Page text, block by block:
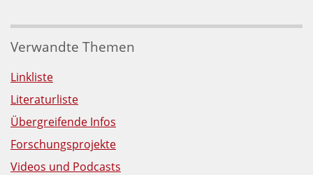
Verwandte Themen
Linkliste
Literaturliste
Übergreifende Infos
Forschungsprojekte
Videos und Podcasts